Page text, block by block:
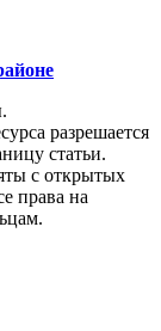
разрешается
статьи.
с открытых
права на